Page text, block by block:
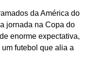
da América do
jornada na Copa do
enorme expectativa,
futebol que alia a